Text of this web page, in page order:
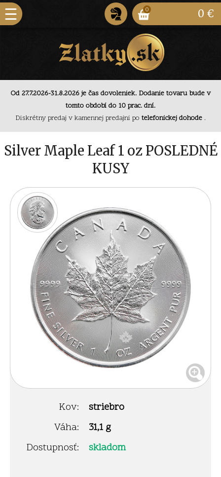
0 0 €
Od 27.7.2026-31.8.2026 je čas dovoleniek. Dodanie
tovaru bude v tomto období do 10 prac. dní.
Diskrétny predaj v kamennej predajni po
dohode.
Od 27.7.2026-31.8.2026 je čas dovoleniek. Dodanie
Od 27.7.2026-31.8.2026 je čas dovoleniek. Dodanie tovaru bude v
tomto období do 10 prac. dní.
Diskrétny predaj v kamennej predajni po telefonickej dohode .
Silver Maple Leaf 1 oz POSLEDNÉ
KUSY
Kov:
striebro
Váha:
31,1 g
Dostupnosť:
skladom